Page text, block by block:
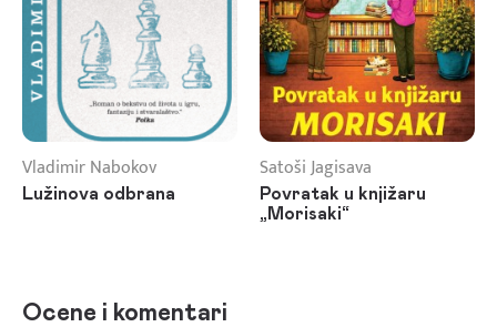
Vladimir Nabokov
Lužinova odbrana
Satoši Jagisava
Povratak u knjižaru
„Morisaki“
Ocene i komentari